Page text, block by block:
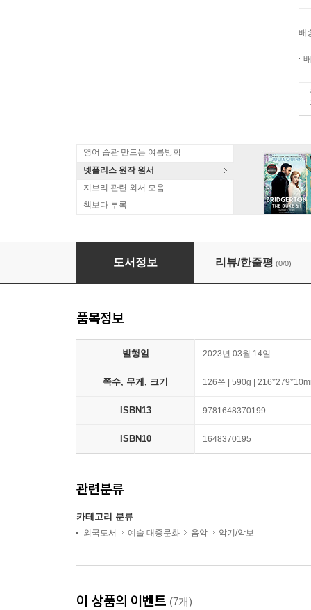
배
영어 습관 만드는 여름방학
넷플리스 원작 원서
지브리 관련 외서 모음
책보다 부록
Scale System: Scale Exercises in All Major
도서정보 리뷰/한줄평 (0/0)
품목정보
발행일 2023년 03월 14일
쪽수, 무게, 크기 126쪽 | 590g |
ISBN13 9781648370199
ISBN10 1648370195
관련분류
카테고리 분류
외국도서 예술 대중문화 음악 악기/악보
이 상품의 이벤트 (7개)